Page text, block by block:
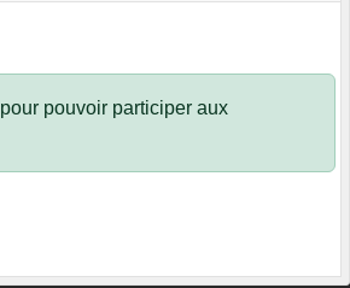
pour pouvoir participer aux